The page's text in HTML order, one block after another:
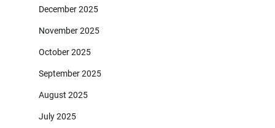
December 2025
November 2025
October 2025
September 2025
August 2025
July 2025